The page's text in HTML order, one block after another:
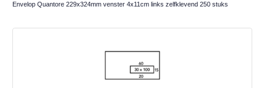
Envelop Quantore 229x324mm venster 4x11cm links zelfklevend 250 stuks